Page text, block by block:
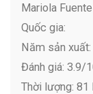
Mariola
Quốc gia:
Năm sản
Đánh giá: 3.9/
Thời lượng: 81